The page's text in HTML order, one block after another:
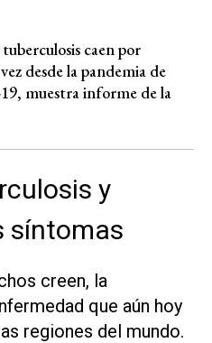
tuberculosis caen por
desde la pandemia de
muestra informe de la
y
síntomas
creen, la
que aún hoy
regiones del mundo.